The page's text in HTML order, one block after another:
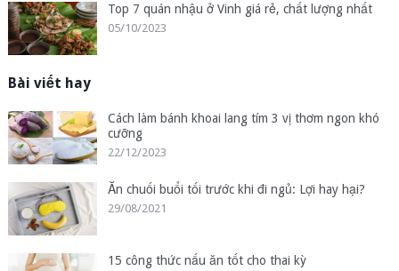
Top 7 quán nhậu ở Vinh giá rẻ, chất lượng nhất
05/10/2023
Bài viết hay
Cách làm bánh khoai lang tím 3 vị thơm ngon khó
cưỡng
22/12/2023
Ăn chuối buổi tối trước khi đi ngủ: Lợi hay hại?
29/08/2021
15 công thức nấu ăn tốt cho thai kỳ